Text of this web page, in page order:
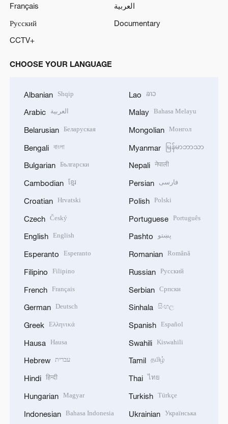
Français
العربية
Русский
Documentary
CCTV+
CHOOSE YOUR LANGUAGE
Albanian Shqip
Arabic العربية
Belarusian Беларуская
Bengali বাংলা
Bulgarian Български
Cambodian ខ្មែរ
Croatian Hrvatski
Czech Český
English English
Esperanto Esperanto
Filipino Filipino
French Français
German Deutsch
Greek Ελληνικά
Hausa Hausa
Hebrew עברית
Hindi हिन्दी
Hungarian Magyar
Indonesian Bahasa Indonesia
Lao ລາວ
Malay Bahasa Melayu
Mongolian Монгол
Myanmar မြန်မာဘာသာ
Nepali नेपाली
Persian فارسی
Polish Polski
Portuguese Português
Pashto پښتو
Romanian Română
Russian Русский
Serbian Српски
Sinhala සිංහල
Spanish Español
Swahili Kiswahili
Tamil தமிழ்
Thai ไทย
Turkish Türkçe
Ukrainian Українська